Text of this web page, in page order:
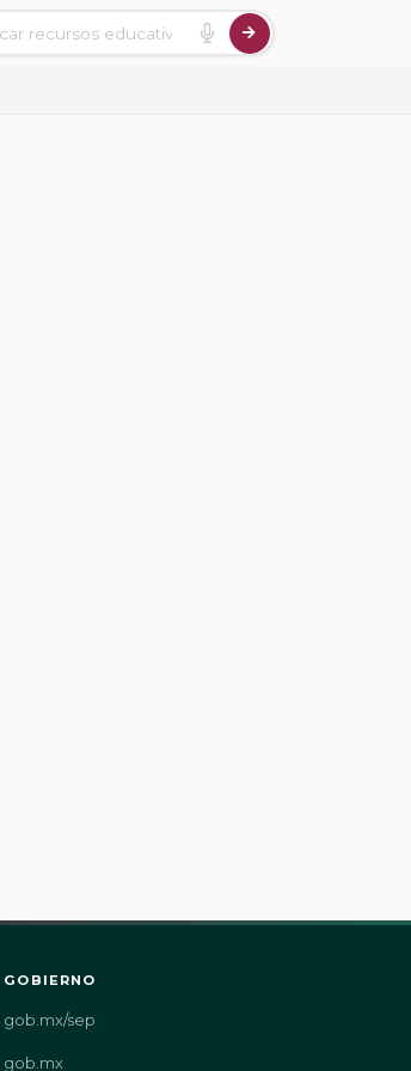
GOBIERNO
gob.mx/sep
gob.mx